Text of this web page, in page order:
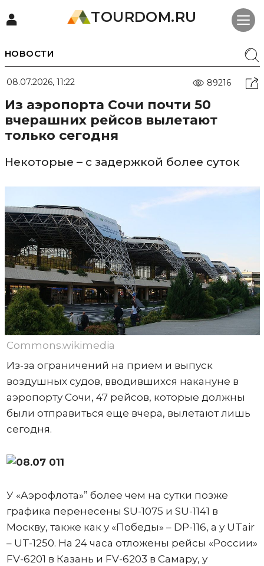
TOURDOM.RU
НОВОСТИ
08.07.2026, 11:22 89216
Из аэропорта Сочи почти 50
вчерашних рейсов вылетают
только сегодня
Некоторые – с задержкой более суток
Commons.wikimedia
Из-за ограничений на прием и выпуск
воздушных судов, вводившихся накануне в
аэропорту Сочи, 47 рейсов, которые должны
были отправиться еще вчера, вылетают лишь
сегодня.
У «Аэрофлота»” более чем на сутки позже
графика перенесены SU-1075 и SU-1141 в
Москву, также как у «Победы» – DP-116, а у UTair
– UT-1250. На 24 часа отложены рейсы «России»
FV-6201 в Казань и FV-6203 в Самару, у